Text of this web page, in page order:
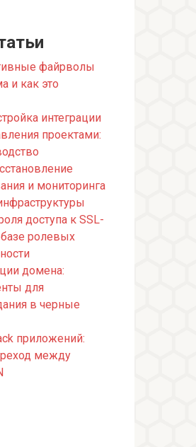
файрволы
и как это
интеграции
проектами:
и мониторинга
доступа к SSL-
ролевых
домена:
для
в черные
приложений:
между